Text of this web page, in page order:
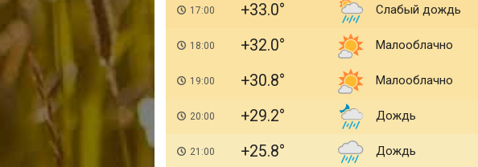
17:00 +33.0 Слабый дождь
18:00 +32.0 Малооблачно
19:00 +30.8 Малооблачно
20:00 +29.2 Дождь
21:00 +25.8 Дождь